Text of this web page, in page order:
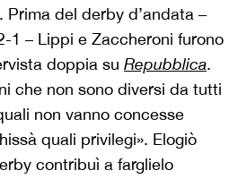
del derby d’andata –
1 – Lippi e Zaccheroni furono
doppia su Repubblica.
che non sono diversi da tutti
non vanno concesse
quali privilegi». Elogiò
contribuì a farglielo